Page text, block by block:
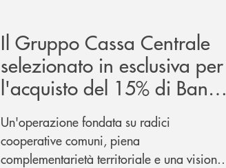
Il Gruppo Cassa Centrale
selezionato in esclusiva per
l'acquisto del 15% di Banca
Cambiano 1884
Un'operazione fondata su radici
cooperative comuni, piena
complementarietà territoriale e una visione